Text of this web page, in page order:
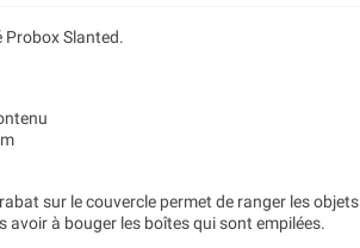
Slanted.
rabat sur le couvercle permet de ranger les objets
à bouger les boîtes qui sont empilées.